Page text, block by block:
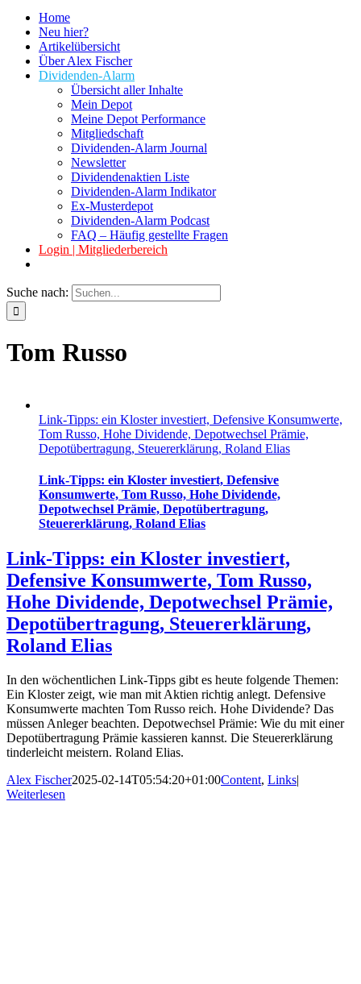
Home
Neu hier?
Artikelübersicht
Über Alex Fischer
Dividenden-Alarm
Übersicht aller Inhalte
Mein Depot
Meine Depot Performance
Mitgliedschaft
Dividenden-Alarm Journal
Newsletter
Dividendenaktien Liste
Dividenden-Alarm Indikator
Ex-Musterdepot
Dividenden-Alarm Podcast
FAQ – Häufig gestellte Fragen
Login | Mitgliederbereich
Suche nach:
Tom Russo
Link-Tipps: ein Kloster investiert, Defensive Konsumwerte,
Tom Russo, Hohe Dividende, Depotwechsel Prämie,
Depotübertragung, Steuererklärung, Roland Elias
Link-Tipps: ein Kloster investiert, Defensive
Konsumwerte, Tom Russo, Hohe Dividende,
Depotwechsel Prämie, Depotübertragung,
Steuererklärung, Roland Elias
Link-Tipps: ein Kloster investiert,
Defensive Konsumwerte, Tom Russo,
Hohe Dividende, Depotwechsel Prämie,
Depotübertragung, Steuererklärung,
Roland Elias
In den wöchentlichen Link-Tipps gibt es heute folgende Themen:
Ein Kloster zeigt, wie man mit Aktien richtig anlegt. Defensive
Konsumwerte machten Tom Russo reich. Hohe Dividende? Das
müssen Anleger beachten. Depotwechsel Prämie: Wie du mit einer
Depotübertragung Prämie kassieren kannst. Die Steuererklärung
tinderleicht meistern. Roland Elias.
Alex Fischer2025-02-14T05:54:20+01:00Content, Links|
Weiterlesen